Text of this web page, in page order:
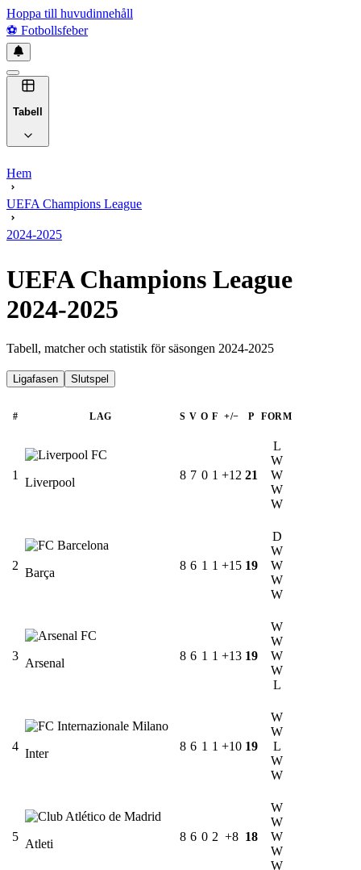
Hoppa till huvudinnehåll
⚽ Fotbollsfeber
Tabell
Hem
UEFA Champions League
2024-2025
UEFA Champions League
2024-2025
Tabell, matcher och statistik för säsongen 2024-2025
Ligafasen Slutspel
# LAG S V O F +/− P FORM
1
Liverpool
8 7 0 1 +12 21
L
W
W
W
W
2
Barça
8 6 1 1 +15 19
D
W
W
W
W
3
Arsenal
8 6 1 1 +13 19
W
W
W
W
L
4
Inter
8 6 1 1 +10 19
W
W
L
W
W
5
Atleti
8 6 0 2 +8 18
W
W
W
W
W